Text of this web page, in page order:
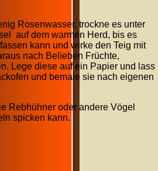
Rosenwasser, trockne es unter
auf dem warmen Herd, bis es
kann und wirke den Teig mit
nach Belieben Früchte,
Lege diese auf ein Papier und lass
und bemale sie nach eigenen
Rebhühner oder andere Vögel
spicken kann.